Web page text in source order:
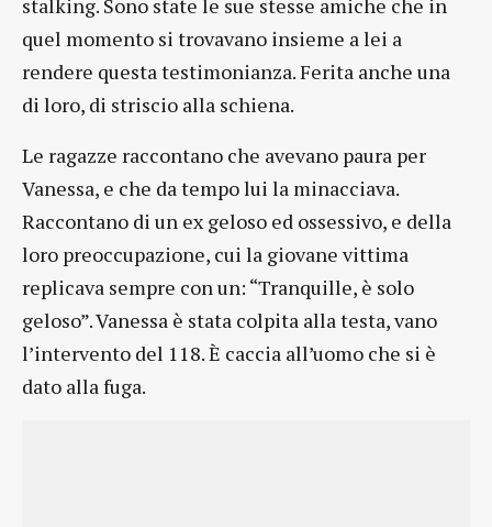
stalking. Sono state le sue stesse amiche che in
quel momento si trovavano insieme a lei a
rendere questa testimonianza. Ferita anche una
di loro, di striscio alla schiena.
Le ragazze raccontano che avevano paura per
Vanessa, e che da tempo lui la minacciava.
Raccontano di un ex geloso ed ossessivo, e della
loro preoccupazione, cui la giovane vittima
replicava sempre con un: “Tranquille, è solo
geloso”. Vanessa è stata colpita alla testa, vano
l’intervento del 118. È caccia all’uomo che si è
dato alla fuga.